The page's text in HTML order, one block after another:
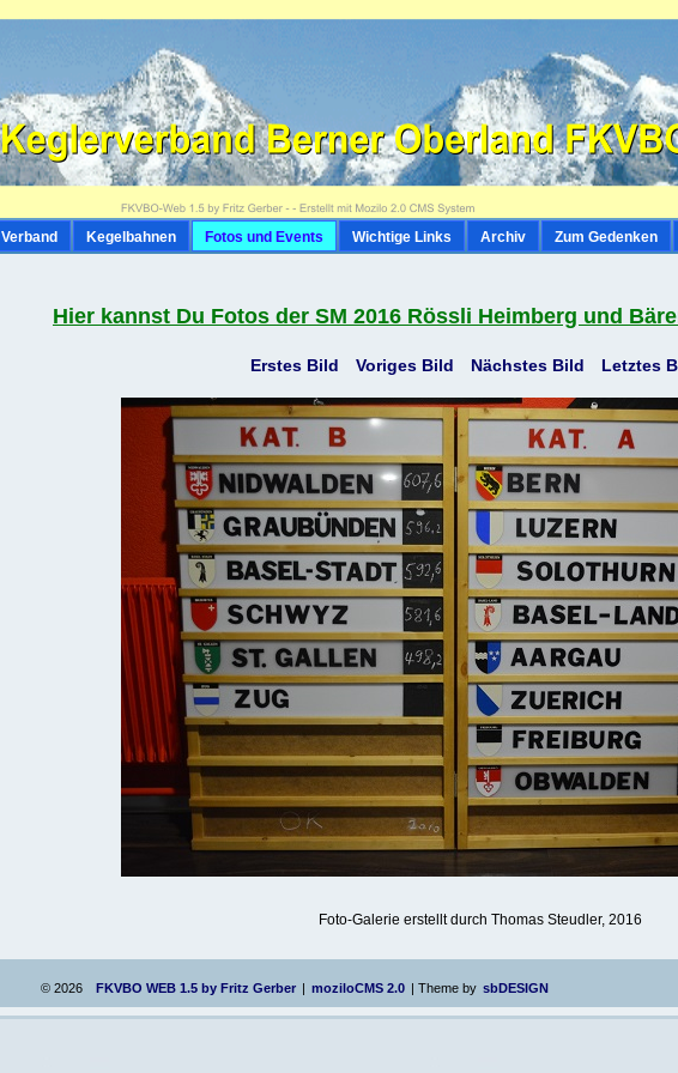
Verband Kegelbahnen Fotos und Events Wichtige Links Archiv Zum Gedenken
Hier kannst Du Fotos der SM 2016 Rössli Heimberg und
Erstes Bild Voriges Bild Nächstes Bild Letztes
Foto-Galerie erstellt durch Thomas Steudler, 2016
© 2026 FKVBO WEB 1.5 by Fritz Gerber | moziloCMS 2.0 | Theme by sbDESIGN